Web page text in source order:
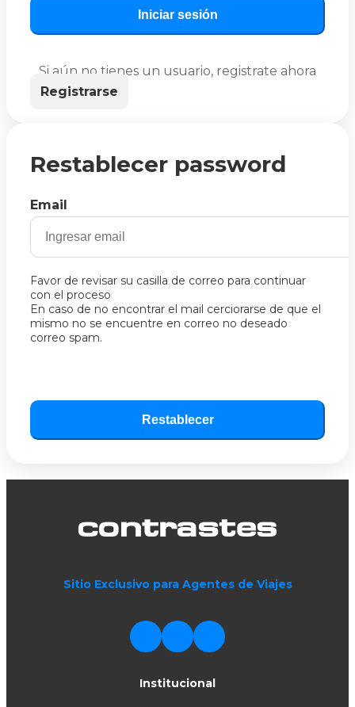
Iniciar sesión
Si aún no tienes un usuario, registrate ahora
Registrarse
Restablecer password
Email
Favor de revisar su casilla de correo para continuar
con el proceso
En caso de no encontrar el mail cerciorarse de que el
mismo no se encuentre en correo no deseado
correo spam.
Restablecer
Sitio Exclusivo para Agentes de Viajes
Institucional